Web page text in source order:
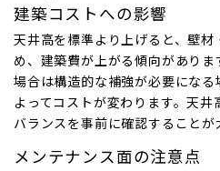
建築コストへの影響
天井高を標準より上げると、壁
め、建築費が上がる傾向があり
場合は構造的な補強が必要にな
よってコストが変わります。天
バランスを事前に確認することが
メンテナンス面の注意点